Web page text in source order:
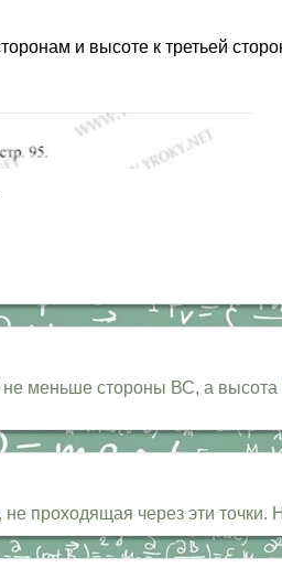
и высоте к третьей
меньше стороны ВС, а
проходящая через эти точки.